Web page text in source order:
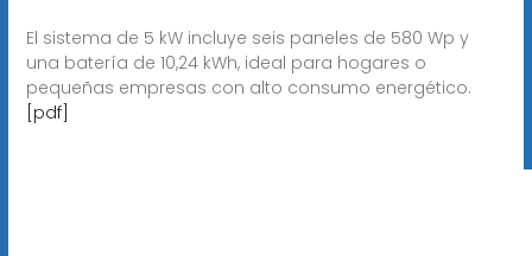
El sistema de 5 kW incluye seis paneles de 580 Wp y
una batería de 10,24 kWh, ideal para hogares o
pequeñas empresas con alto consumo energético.
[pdf]